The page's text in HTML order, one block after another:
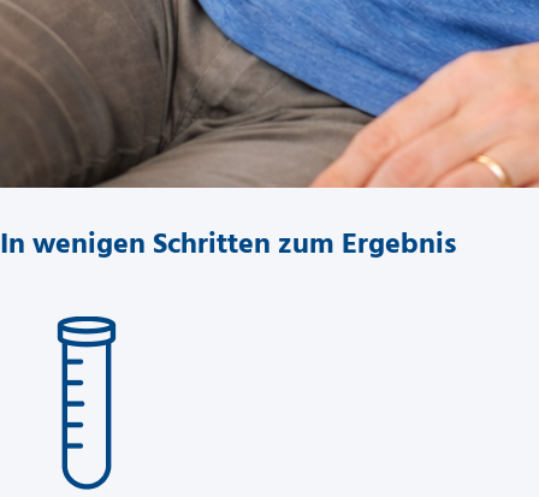
In wenigen Schritten zum Ergebnis